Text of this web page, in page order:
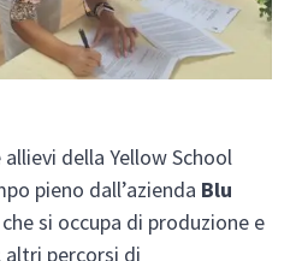
della Yellow School
pieno dall’azienda Blu
che si occupa di produzione e
percorsi di